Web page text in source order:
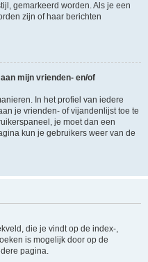
gemarkeerd worden. Als je een
zijn of haar berichten
mijn vrienden- en/of
In het profiel van iedere
je vrienden- of vijandenlijst toe te
je moet dan een
kun je gebruikers weer van de
die je vindt op de index-,
is mogelijk door op de
pagina.